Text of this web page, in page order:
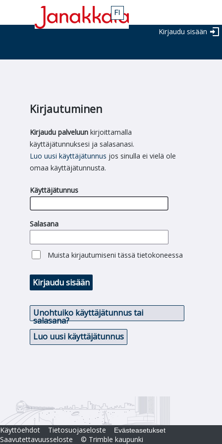
Kirjaudu sisään
Kirjautuminen
Kirjaudu palveluun kirjoittamalla
käyttäjätunnuksesi ja salasanasi.
Luo uusi käyttäjätunnus jos sinulla ei vielä ole
omaa käyttäjätunnusta.
Käyttäjätunnus
Salasana
Muista kirjautumiseni tässä tietokoneessa
Kirjaudu sisään
Unohtuiko käyttäjätunnus tai
salasana?
Luo uusi käyttäjätunnus
Käyttöehdot Tietosuojaseloste Evästeasetukset
Saavutettavuusseloste © Trimble kaupunki